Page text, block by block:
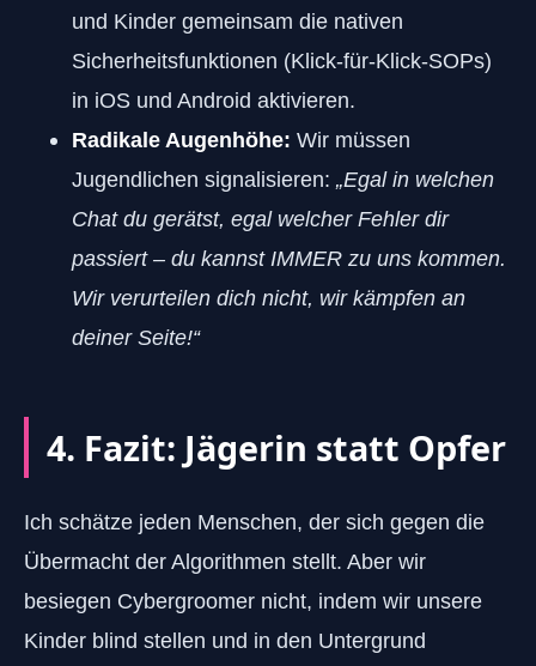
und Kinder gemeinsam die nativen
Sicherheitsfunktionen (Klick-für-Klick-SOPs)
in iOS und Android aktivieren.
Radikale Augenhöhe: Wir müssen
Jugendlichen signalisieren: „Egal in welchen
Chat du gerätst, egal welcher Fehler dir
passiert – du kannst IMMER zu uns kommen.
Wir verurteilen dich nicht, wir kämpfen an
deiner Seite!“
4. Fazit: Jägerin statt Opfer
Ich schätze jeden Menschen, der sich gegen die
Übermacht der Algorithmen stellt. Aber wir
besiegen Cybergroomer nicht, indem wir unsere
Kinder blind stellen und in den Untergrund